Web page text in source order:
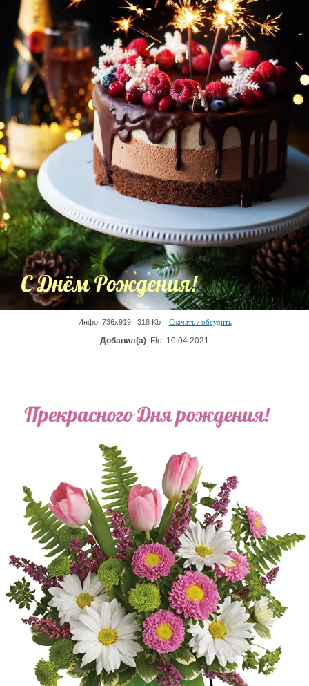
Инфо: 736х919 | 318 Kb Скачать / обсудить
Добавил(а): Flo. 10.04.2021